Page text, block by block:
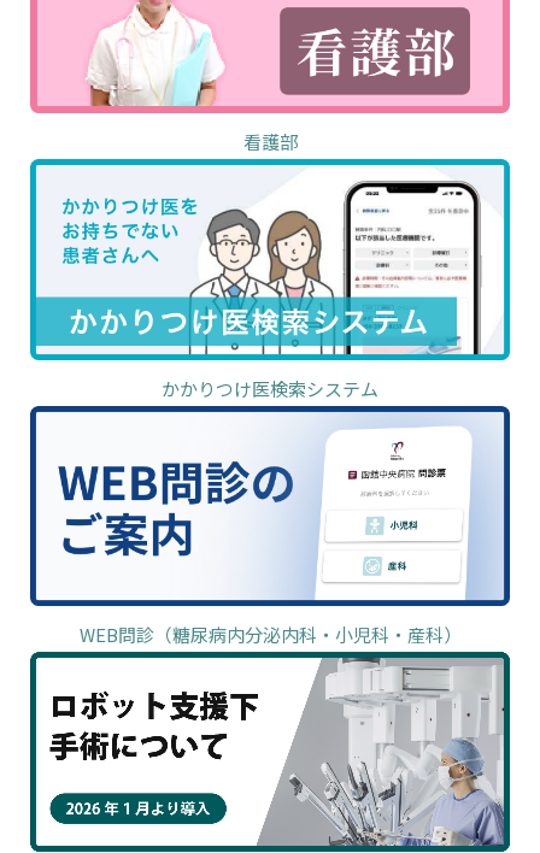
看護部
かかりつけ医検索システム
WEB問診（糖尿病内分泌内科・小児科・産科）